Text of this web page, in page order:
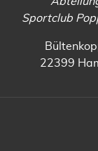
Sportclub
22399